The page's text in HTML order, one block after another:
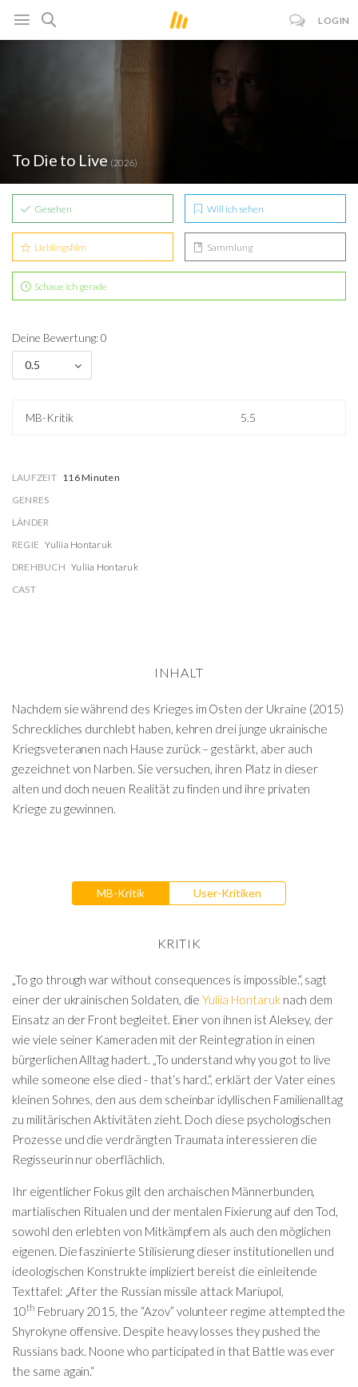
LOGIN
To Die to Live (2026)
Gesehen Will ich sehen
Lieblingsfilm Sammlung
Schaue ich gerade
Deine Bewertung: 0
0.5
MB-Kritik 5.5
LAUFZEIT 116 Minuten
GENRES
LÄNDER
REGIE Yuliia Hontaruk
DREHBUCH Yuliia Hontaruk
CAST
INHALT
Nachdem sie während des Krieges im Osten der Ukraine (2015)
Schreckliches durchlebt haben, kehren drei junge ukrainische
Kriegsveteranen nach Hause zurück – gestärkt, aber auch
gezeichnet von Narben. Sie versuchen, ihren Platz in dieser
alten und doch neuen Realität zu finden und ihre privaten
Kriege zu gewinnen.
MB-Kritik User-Kritiken
KRITIK
„To go through war without consequences is impossible.“, sagt
einer der ukrainischen Soldaten, dieYuliia Hontaruknach dem
Einsatz an der Front begleitet. Einer von ihnen ist Aleksey, der
wie viele seiner Kameraden mit der Reintegration in einen
bürgerlichen Alltag hadert. „To understand why you got to live
while someone else died - that‘s hard.“, erklärt der Vater eines
kleinen Sohnes, den aus dem scheinbar idyllischen Familienalltag
zu militärischen Aktivitäten zieht. Doch diese psychologischen
Prozesse und die verdrängten Traumata interessieren die
Regisseurin nur oberflächlich.
Ihr eigentlicher Fokus gilt den archaischen Männerbunden,
martialischen Ritualen und der mentalen Fixierung auf den Tod,
sowohl den erlebten von Mitkämpfern als auch den möglichen
eigenen. Die faszinierte Stilisierung dieser institutionellen und
ideologischen Konstrukte impliziert bereist die einleitende
Texttafel: „After the Russian missile attack Mariupol,
10th February 2015, the “Azov” volunteer regime attempted the
Shyrokyne offensive. Despite heavy losses they pushed the
Russians back. Noone who participated in that Battle was ever
the same again.“